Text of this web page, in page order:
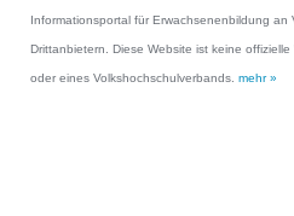
Informationsportal für Erwachsenenbildung an
Drittanbietern. Diese Website ist keine
oder eines Volkshochschulverbands. mehr »